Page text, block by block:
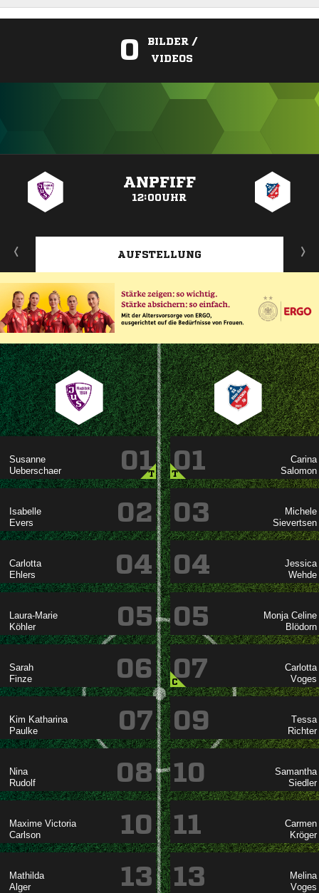
0
BILDER /
VIDEOS
ANPFIFF
12:00UHR
AUFSTELLUNG


01
T


02


04


05


06
 

07


08
 

10


13


10


11


13


01
T


03


04
 

05


07
C


09